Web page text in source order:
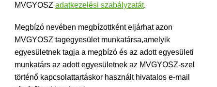
MVGYOSZ adatkezelési szabályzatát.
Megbízó nevében megbízottként eljárhat azon
MVGYOSZ tagegyesület munkatársa,amelyik
egyesületnek tagja a megbízó és az adott egyesületi
munkatárs az adott egyesületnek az MVGYOSZ-szel
történő kapcsolattartáskor használt hivatalos e-mail